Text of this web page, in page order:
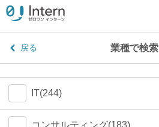
戻る 業種で検索
IT(244)
コンサルティング(183)